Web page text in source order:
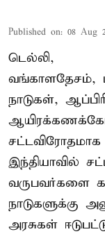
Published on: 08 Aug
டெல்லி,
நாடுகள்,
சட்டவிரோதமாக
இந்தியாவில்
வருபவர்களை
நாடுகளுக்கு
அரசுகள்